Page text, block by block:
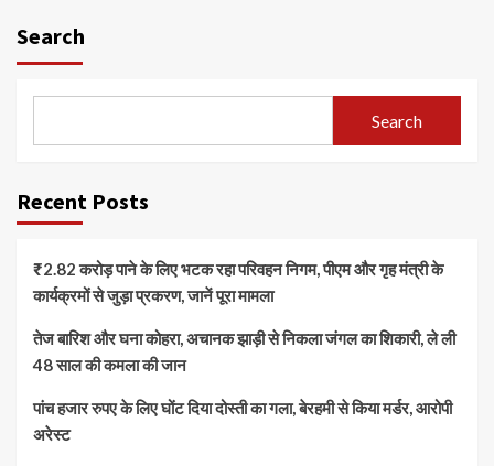
Search
Search
Recent Posts
₹2.82 करोड़ पाने के लिए भटक रहा परिवहन निगम, पीएम और गृह मंत्री के
कार्यक्रमों से जुड़ा प्रकरण, जानें पूरा मामला
तेज बारिश और घना कोहरा, अचानक झाड़ी से निकला जंगल का शिकारी, ले ली
48 साल की कमला की जान
पांच हजार रुपए के लिए घोंट दिया दोस्ती का गला, बेरहमी से किया मर्डर, आरोपी
अरेस्ट